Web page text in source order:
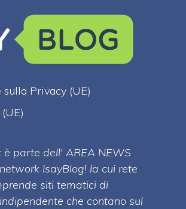
Privacy (UE)
è parte dell' AREA NEWS
IsayBlog! la cui rete
siti tematici di
che contano sul